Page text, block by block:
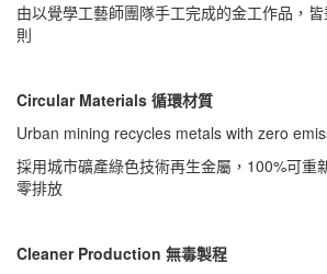
由以覺學工藝師團隊手工完成的金工作品，
則
Circular Materials 循環材質
Urban mining recycles metals with zero
採用城市礦產綠色技術再生金屬，100%可重
零排放
Cleaner Production 無毒製程